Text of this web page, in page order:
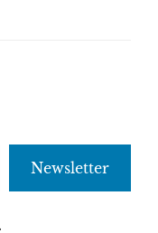
Newsletter